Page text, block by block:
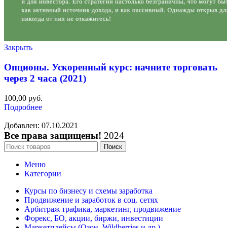
Закрыть
Опционы. Ускоренный курс: начните торговать
через 2 часа (2021)
100,00 руб.
Подробнее
Добавлен: 07.10.2021
Все права защищены! 2024
Поиск
Меню
Категории
Курсы по бизнесу и схемы заработка
Продвижение и заработок в соц. сетях
Арбитраж трафика, маркетинг, продвижение
Форекс, БО, акции, биржи, инвестиции